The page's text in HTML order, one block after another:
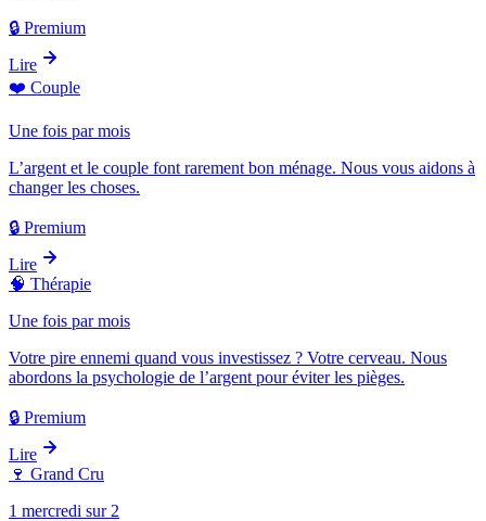
🔒 Premium
Lire
❤️ Couple
Une fois par mois
L’argent et le couple font rarement bon ménage. Nous vous aidons à
changer les choses.
🔒 Premium
Lire
🧠 Thérapie
Une fois par mois
Votre pire ennemi quand vous investissez ? Votre cerveau. Nous
abordons la psychologie de l’argent pour éviter les pièges.
🔒 Premium
Lire
🍷 Grand Cru
1 mercredi sur 2